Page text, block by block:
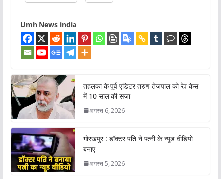
Umh News india
तहलका के पूर्व एडिटर तरुण तेजपाल को रेप केस
में 10 साल की सजा
अगस्त 6, 2026
गोरखपुर : डॉक्टर पति ने पत्नी के न्यूड वीडियो
बनाए
अगस्त 5, 2026